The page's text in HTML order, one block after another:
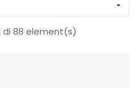

di 88 element(s)